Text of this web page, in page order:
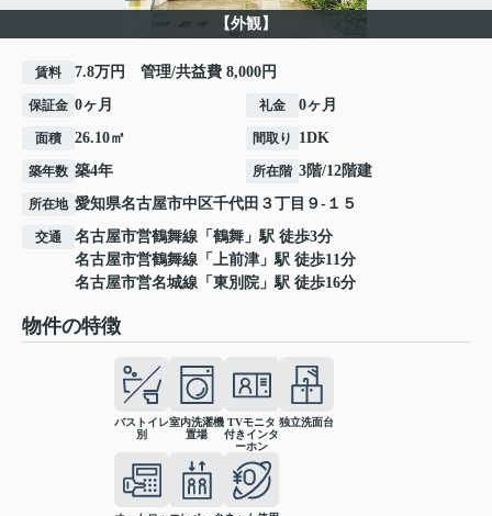
【外観】
賃料 7.8万円 管理/共益費 8,000円
保証金 0ヶ月 礼金 0ヶ月
面積 26.10㎡ 間取り 1DK
築年数 築4年 所在階 3階/12階建
所在地 愛知県名古屋市中区千代田 ３丁目９-１５
交通 名古屋市営鶴舞線 「 鶴舞 」駅 徒歩3分
名古屋市営鶴舞線 「 上前津 」駅 徒歩11分
名古屋市営名城線 「 東別院 」駅 徒歩16分
物件の特徴
バストイレ
別
室内洗濯機
置場
TVモニタ
付きインタ
ーホン
独立洗面台